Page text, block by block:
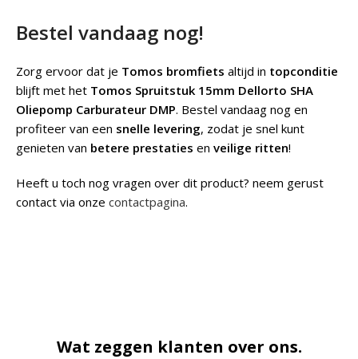
Bestel vandaag nog!
Zorg ervoor dat je Tomos bromfiets altijd in topconditie
blijft met het Tomos Spruitstuk 15mm Dellorto SHA
Oliepomp Carburateur DMP. Bestel vandaag nog en
profiteer van een snelle levering, zodat je snel kunt
genieten van betere prestaties en veilige ritten!
Heeft u toch nog vragen over dit product? neem gerust
contact via onze contactpagina.
Wat zeggen klanten over ons.